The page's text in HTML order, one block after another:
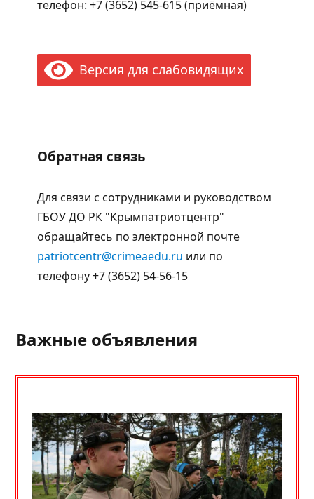
телефон: +7 (3652) 545-615 (приёмная)
Версия для слабовидящих
Обратная связь
Для связи с сотрудниками и руководством
ГБОУ ДО РК "Крымпатриотцентр"
обращайтесь по электронной почте
patriotcentr@crimeaedu.ru или по
телефону +7 (3652) 54-56-15
Важные объявления